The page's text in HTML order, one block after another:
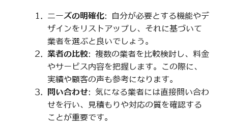
ニーズの明確化: 自分が必要とする機能やデ
ザインをリストアップし、それに基づいて
業者を選ぶと良いでしょう。
業者の比較: 複数の業者を比較検討し、料金
やサービス内容を把握します。この際に、
実績や顧客の声も参考になります。
問い合わせ: 気になる業者には直接問い合わ
せを行い、見積もりや対応の質を確認する
ことが重要です。